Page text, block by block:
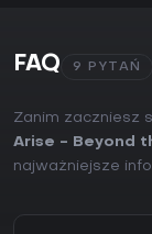
FAQ 9 PYTAŃ
Zanim zaczniesz
Arise - Beyond
najważniejsze